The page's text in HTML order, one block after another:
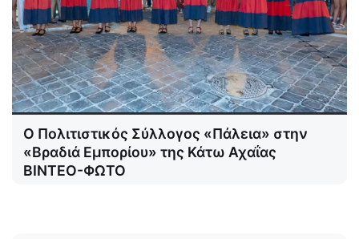
Ο Πολιτιστικός Σύλλογος «Πάλεια» στην
«Βραδιά Εμπορίου» της Κάτω Αχαΐας
ΒΙΝΤΕΟ-ΦΩΤΟ